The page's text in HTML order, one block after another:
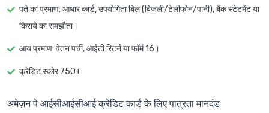
पते का प्रमाण: आधार कार्ड, उपयोगिता बिल (बिजली/टेलीफोन/पानी), बैंक स्टेटमेंट या
किराये का समझौता।
आय प्रमाण: वेतन पर्ची, आईटी रिटर्न या फॉर्म 16।
क्रेडिट स्कोर 750+
अमेज़न पे आईसीआईसीआई क्रेडिट कार्ड के लिए पात्रता मानदंड